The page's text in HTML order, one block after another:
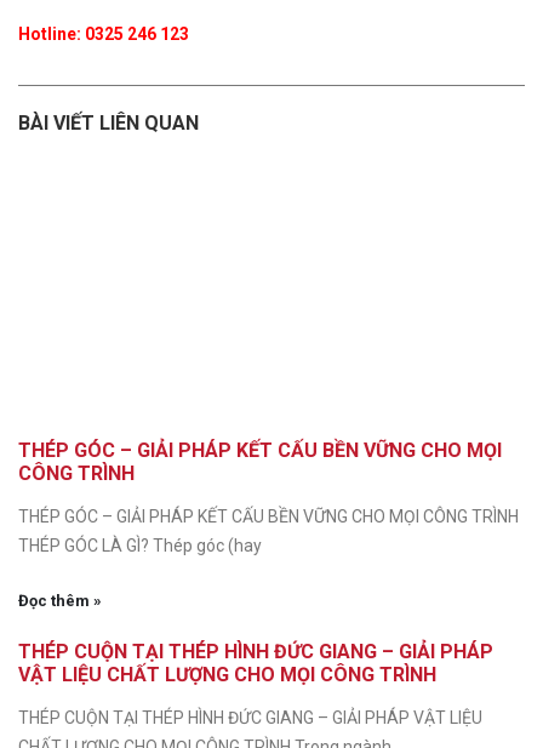
Hotline: 0325 246 123
BÀI VIẾT LIÊN QUAN
THÉP GÓC – GIẢI PHÁP KẾT CẤU BỀN VỮNG CHO MỌI
CÔNG TRÌNH
THÉP GÓC – GIẢI PHÁP KẾT CẤU BỀN VỮNG CHO MỌI CÔNG TRÌNH
THÉP GÓC LÀ GÌ? Thép góc (hay
Đọc thêm »
THÉP CUỘN TẠI THÉP HÌNH ĐỨC GIANG – GIẢI PHÁP
VẬT LIỆU CHẤT LƯỢNG CHO MỌI CÔNG TRÌNH
THÉP CUỘN TẠI THÉP HÌNH ĐỨC GIANG – GIẢI PHÁP VẬT LIỆU